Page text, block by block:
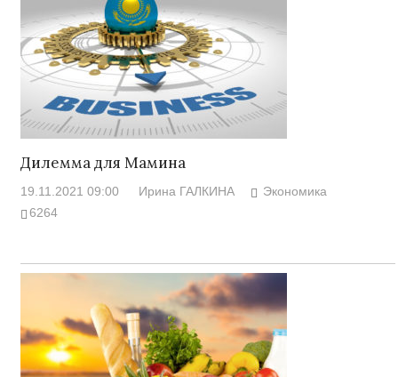
Дилемма для Мамина
19.11.2021 09:00 Ирина ГАЛКИНА
Экономика
6264